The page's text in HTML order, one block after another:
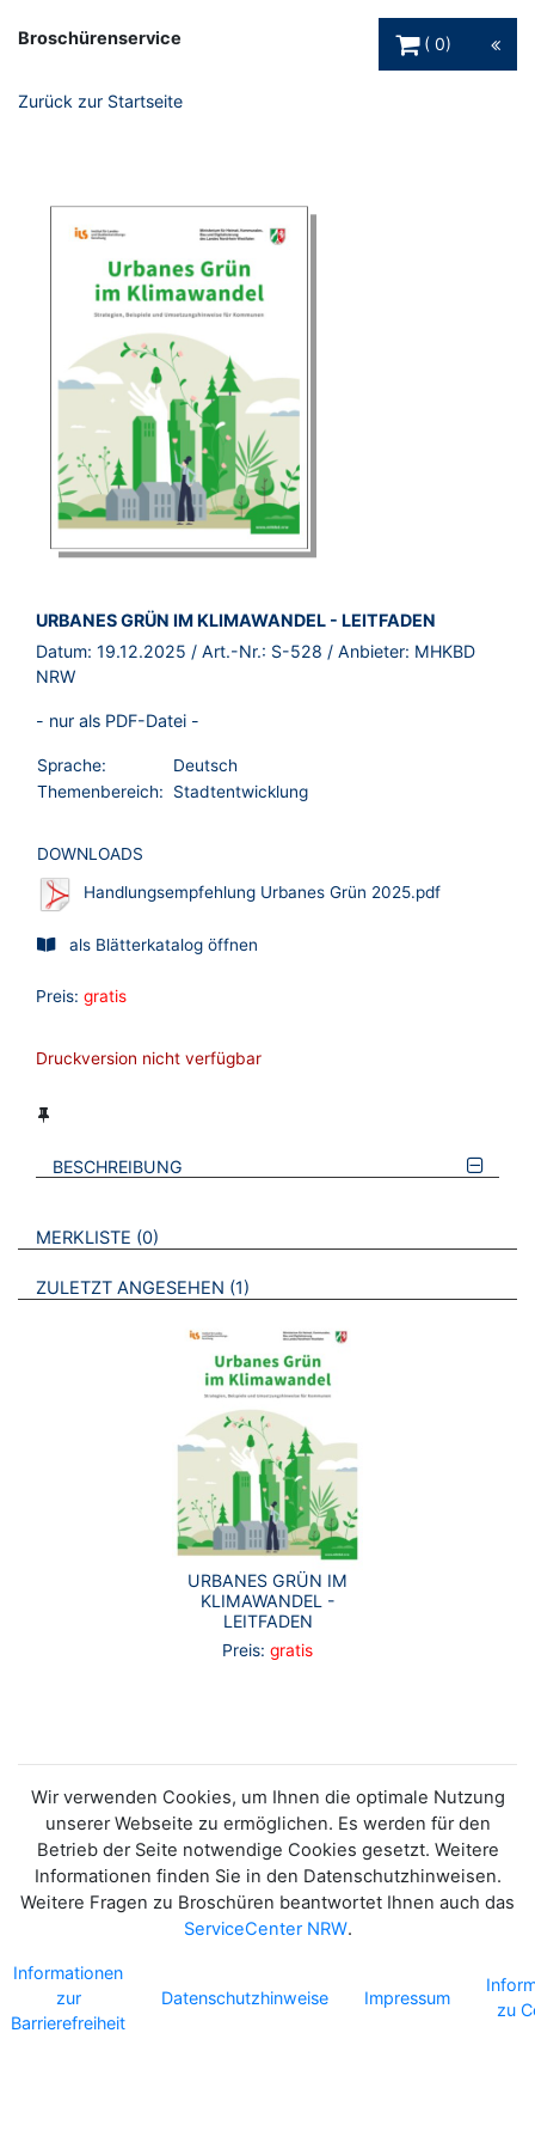
Broschürenservice
0
Zurück zur Startseite
BROSCHÜRE:
URBANES GRÜN IM KLIMAWANDEL - LEITFADEN
Datum: 19.12.2025 / Art.-Nr.: S-528 / Anbieter: MHKBD
NRW
- nur als PDF-Datei -
Sprache:
Deutsch
Themenbereich:
Stadtentwicklung
DOWNLOADS
Handlungsempfehlung Urbanes Grün 2025.pdf
als Blätterkatalog öffnen
Preis: gratis
Druckversion nicht verfügbar
BESCHREIBUNG
VERWEISE AUF VERMERKTE- ODER ZULETZT ANGESEHENE
MERKLISTE 0 BROSCHÜREN
ZULETZT ANGESEHEN 1 BROSCHÜREN
URBANES GRÜN IM
KLIMAWANDEL -
LEITFADEN
Preis: gratis
Wir verwenden Cookies, um Ihnen die optimale Nutzung
unserer Webseite zu ermöglichen. Es werden für den
Betrieb der Seite notwendige Cookies gesetzt. Weitere
Informationen finden Sie in den Datenschutzhinweisen.
Weitere Fragen zu Broschüren beantwortet Ihnen auch das
ServiceCenter NRW.
Informationen
zur
Barrierefreiheit
Datenschutzhinweise Impressum
zu